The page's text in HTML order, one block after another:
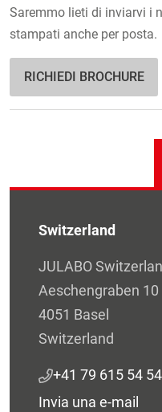
Saremmo lieti di inviarvi i
stampati anche per posta.
RICHIEDI BROCHURE
Switzerland
JULABO
Aeschengraben 10
4051 Basel
Switzerland
+41 79 615 54 54
Invia una e-mail